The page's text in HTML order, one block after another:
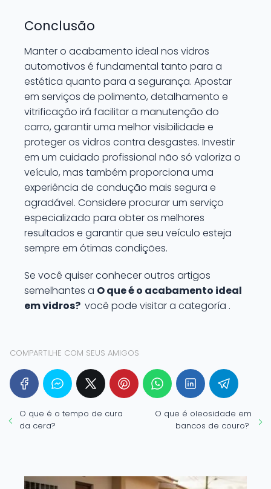
Conclusão
Manter o acabamento ideal nos vidros
automotivos é fundamental tanto para a
estética quanto para a segurança. Apostar
em serviços de polimento, detalhamento e
vitrificação irá facilitar a manutenção do
carro, garantir uma melhor visibilidade e
proteger os vidros contra desgastes. Investir
em um cuidado profissional não só valoriza o
veículo, mas também proporciona uma
experiência de condução mais segura e
agradável. Considere procurar um serviço
especializado para obter os melhores
resultados e garantir que seu veículo esteja
sempre em ótimas condições.
Se você quiser conhecer outros artigos
semelhantes a O que é o acabamento ideal
em vidros? você pode visitar a categoría .
COMPARTILHE COM SEUS AMIGOS
O que é o tempo de cura
da cera?
O que é oleosidade em
bancos de couro?